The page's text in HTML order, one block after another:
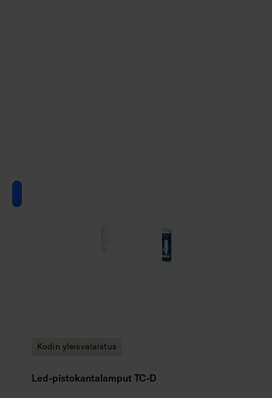
Kodin yleisvalaistus
Led-pistokantalamput TC-D